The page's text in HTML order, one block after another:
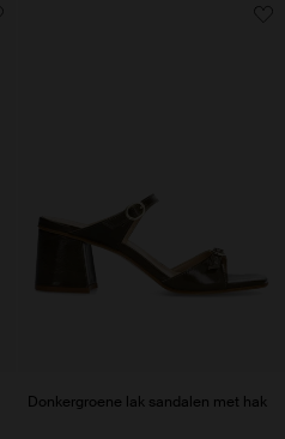
Donkergroene lak sandalen met hak